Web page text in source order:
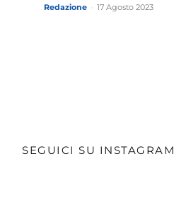
Redazione 17 Agosto 2023
SEGUICI SU INSTAGRAM